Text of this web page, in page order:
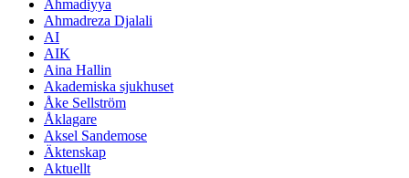
Ahmadiyya
Ahmadreza Djalali
AI
AIK
Aina Hallin
Akademiska sjukhuset
Åke Sellström
Åklagare
Aksel Sandemose
Äktenskap
Aktuellt